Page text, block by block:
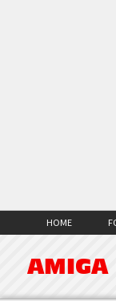
HOME
AMIGA